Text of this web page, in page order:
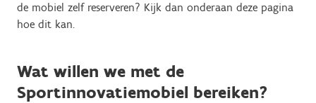
de mobiel zelf reserveren? Kijk dan onderaan deze pagina
hoe dit kan.
Wat willen we met de
Sportinnovatiemobiel bereiken?